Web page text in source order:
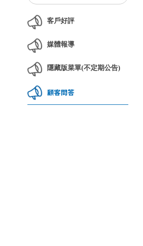
客戶好評
媒體報導
隱藏版菜單(不定期公告)
顧客問答